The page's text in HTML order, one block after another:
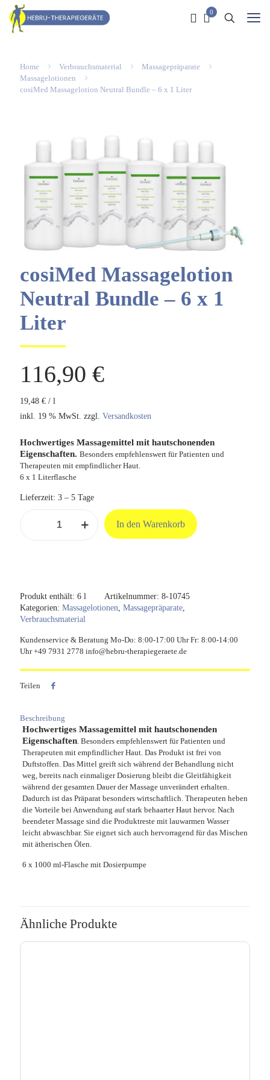
0
Home Verbrauchsmaterial
Massagepräparate
Massagelotionen
cosiMed Massagelotion Neutral Bundle – 6 x 1 Liter
cosiMed Massagelotion
Neutral Bundle – 6 x 1
Liter
116,90 €
19,48 € / l
inkl. 19 % MwSt. zzgl. Versandkosten
Hochwertiges Massagemittel mit hautschonenden
Eigenschaften. Besonders empfehlenswert für Patienten und
Therapeuten mit empfindlicher Haut.
6 x 1 Literflasche
Lieferzeit: 3 – 5 Tage
Massagelotion
1
Liter
Menge
In den Warenkorb
Produkt enthält: 6 l Artikelnummer: 8-10745
Kategorien: Massagelotionen Massagepräparate
Verbrauchsmaterial
Kundenservice & Beratung Mo-Do: 8:00-17:00 Uhr Fr: 8:00-14:00
Uhr +49 7931 2778 info@hebru-therapiegeraete.de
Teilen
Beschreibung
Hochwertiges Massagemittel mit hautschonenden
Eigenschaften. Besonders empfehlenswert für Patienten und
Therapeuten mit empfindlicher Haut. Das Produkt ist frei von
Duftstoffen. Das Mittel greift sich während der Behandlung nicht
weg, bereits nach einmaliger Dosierung bleibt die Gleitfähigkeit
während der gesamten Dauer der Massage unverändert erhalten.
Dadurch ist das Präparat besonders wirtschaftlich. Therapeuten heben
die Vorteile bei Anwendung auf stark behaarter Haut hervor. Nach
beendeter Massage sind die Produktreste mit lauwarmen Wasser
leicht abwaschbar. Sie eignet sich auch hervorragend für das Mischen
mit ätherischen Ölen.
6 x 1000 ml-Flasche mit Dosierpumpe
Ähnliche Produkte